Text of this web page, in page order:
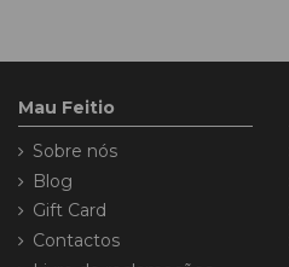
Mau Feitio
Sobre nós
Blog
Gift Card
Contactos